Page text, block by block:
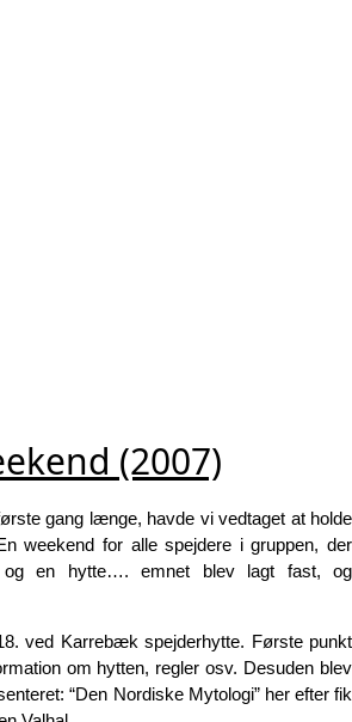
(2007)
gang længe, havde vi vedtaget at holde
weekend for alle spejdere i gruppen, der
og en hytte…. emnet blev lagt fast, og
ved Karrebæk spejderhytte. Første punkt
om hytten, regler osv. Desuden blev
“Den Nordiske Mytologi” her efter fik